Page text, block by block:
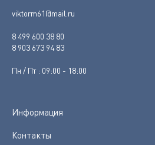
viktorm61@mail.ru
8 499 600 38 80
8 903 673 94 83
Пн / Пт : 09:00 - 18:00
Информация
Контакты